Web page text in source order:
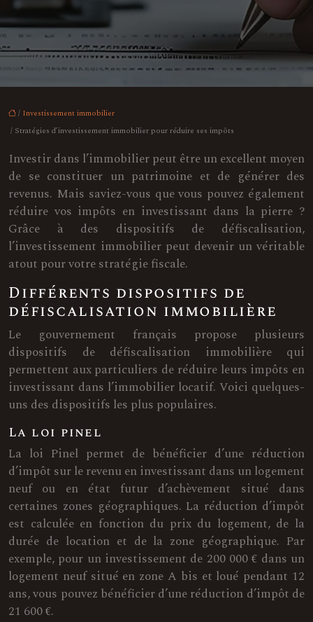
/ Investissement immobilier
/ Stratégies d’investissement immobilier pour réduire ses impôts
Investir dans l’immobilier peut être un excellent moyen
de se constituer un patrimoine et de générer des
revenus. Mais saviez-vous que vous pouvez également
réduire vos impôts en investissant dans la pierre ?
Grâce à des dispositifs de défiscalisation,
l’investissement immobilier peut devenir un véritable
atout pour votre stratégie fiscale.
Différents dispositifs de
défiscalisation immobilière
Le gouvernement français propose plusieurs
dispositifs de défiscalisation immobilière qui
permettent aux particuliers de réduire leurs impôts en
investissant dans l’immobilier locatif. Voici quelques-
uns des dispositifs les plus populaires.
La loi pinel
La loi Pinel permet de bénéficier d’une réduction
d’impôt sur le revenu en investissant dans un logement
neuf ou en état futur d’achèvement situé dans
certaines zones géographiques. La réduction d’impôt
est calculée en fonction du prix du logement, de la
durée de location et de la zone géographique. Par
exemple, pour un investissement de 200 000 € dans un
logement neuf situé en zone A bis et loué pendant 12
ans, vous pouvez bénéficier d’une réduction d’impôt de
21 600 €.